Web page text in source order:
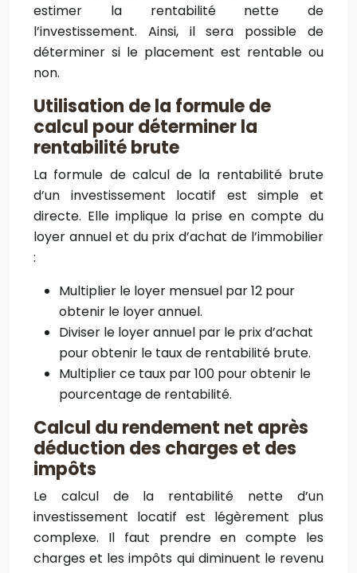
estimer la rentabilité nette de
l’investissement. Ainsi, il sera possible de
déterminer si le placement est rentable ou
non.
Utilisation de la formule de
calcul pour déterminer la
rentabilité brute
La formule de calcul de la rentabilité brute
d’un investissement locatif est simple et
directe. Elle implique la prise en compte du
loyer annuel et du prix d’achat de l’immobilier
:
Multiplier le loyer mensuel par 12 pour
obtenir le loyer annuel.
Diviser le loyer annuel par le prix d’achat
pour obtenir le taux de rentabilité brute.
Multiplier ce taux par 100 pour obtenir le
pourcentage de rentabilité.
Calcul du rendement net après
déduction des charges et des
impôts
Le calcul de la rentabilité nette d’un
investissement locatif est légèrement plus
complexe. Il faut prendre en compte les
charges et les impôts qui diminuent le revenu